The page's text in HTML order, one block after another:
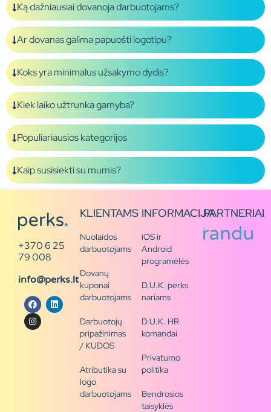
Ką dažniausiai dovanoja darbuotojams?
Ar dovanas galima papuošti logotipu?
Koks yra minimalus užsakymo dydis?
Kiek laiko užtrunka gamyba?
Populiariausios kategorijos
Kaip susisiekti su mumis?
+370 6 25
79 008
info@perks.lt
KLIENTAMS
Nuolaidos
darbuotojams
Dovanų
kuponai
darbuotojams
Darbuotojų
pripažinimas
/ KUDOS
Atributika su
logo
darbuotojams
INFORMACIJA
iOS ir
Android
programėlės
D.U.K. perks
nariams
D.U.K. HR
komandai
Privatumo
politika
Bendrosios
taisyklės
PARTNERIAI